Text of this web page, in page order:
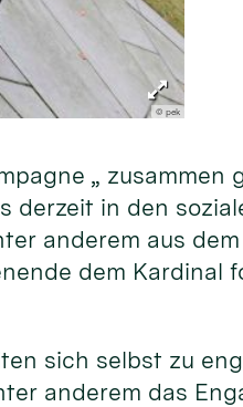
© pek
„
derzeit in den
anderem aus
dem
sich selbst zu
anderem das